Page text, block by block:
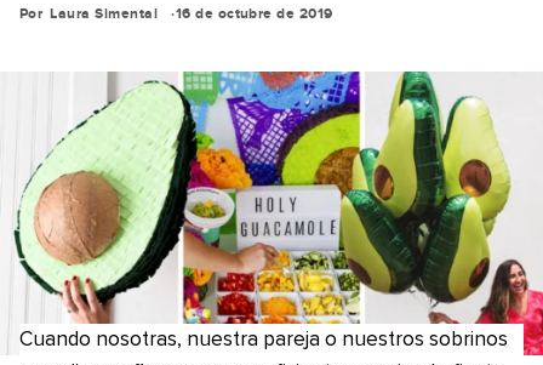
Por Laura Simental 16 de octubre de 2019
Cuando nosotras, nuestra pareja o nuestros sobrinos